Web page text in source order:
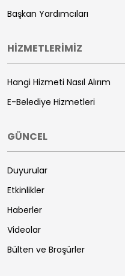
Başkan Yardımcıları
HİZMETLERİMİZ
Hangi Hizmeti Nasıl Alırım
E-Belediye Hizmetleri
GÜNCEL
Duyurular
Etkinlikler
Haberler
Videolar
Bülten ve Broşürler